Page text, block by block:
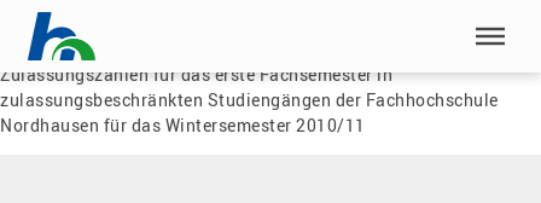
Menü überspringen
Menü überspringen
Home |Dokumente
07/2010 – Satzung über die Festsetzung von
Zulassungszahlen für das erste Fachsemester in
zulassungsbeschränkten Studiengängen der Fachhochschule
Nordhausen für das Wintersemester 2010/11